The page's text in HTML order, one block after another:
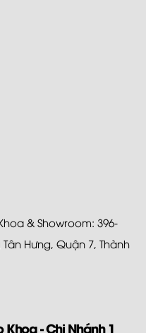
& Showroom: 396-
Hưng, Quận 7, Thành
- Chi Nhánh 1